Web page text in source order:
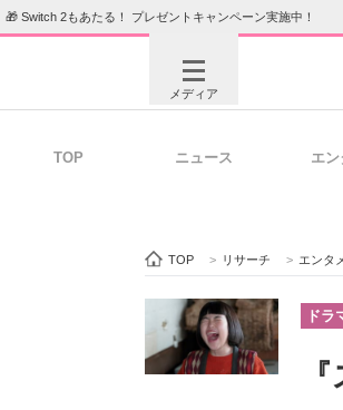
🎁 Switch 2もあたる！ プレゼントキャンペーン実施中！
メディア
ビジネスと働き方のヒン
TOP ニュース エン
TOP > リサーチ > エンタ
ドラ